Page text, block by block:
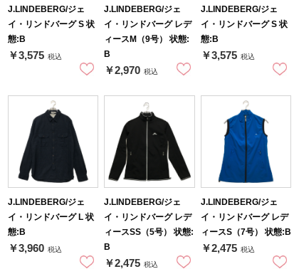
J.LINDEBERG/ジェ
イ・リンドバーグ S 状
態:B
￥3,575 税込
J.LINDEBERG/ジェ
イ・リンドバーグ レデ
ィースM（9号） 状態:
B
￥2,970 税込
J.LINDEBERG/ジェ
イ・リンドバーグ S 状
態:B
￥3,575 税込
J.LINDEBERG/ジェ
イ・リンドバーグ L 状
態:B
￥3,960 税込
J.LINDEBERG/ジェ
イ・リンドバーグ レデ
ィースSS（5号） 状態:
B
￥2,475 税込
J.LINDEBERG/ジェ
イ・リンドバーグ レデ
ィースS（7号） 状態:B
￥2,475 税込